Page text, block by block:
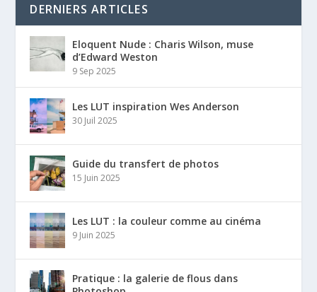
DERNIERS ARTICLES
Eloquent Nude : Charis Wilson, muse
d’Edward Weston
9 Sep 2025
Les LUT inspiration Wes Anderson
30 Juil 2025
Guide du transfert de photos
15 Juin 2025
Les LUT : la couleur comme au cinéma
9 Juin 2025
Pratique : la galerie de flous dans